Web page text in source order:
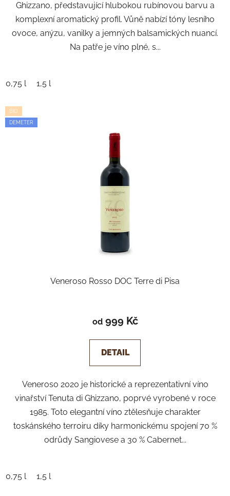
Ghizzano, představující hlubokou rubínovou barvu a
komplexní aromatický profil. Vůně nabízí tóny lesního
ovoce, anýzu, vanilky a jemných balsamických nuancí.
Na patře je víno plné, s...
0,75 l 1,5 l
BIO
DEMETER
Veneroso Rosso DOC Terre di Pisa
od999 Kč
DETAIL
Veneroso 2020 je historické a reprezentativní víno
vinařství Tenuta di Ghizzano, poprvé vyrobené v roce
1985. Toto elegantní víno ztělesňuje charakter
toskánského terroiru díky harmonickému spojení 70 %
odrůdy Sangiovese a 30 % Cabernet...
0,75 l 1,5 l